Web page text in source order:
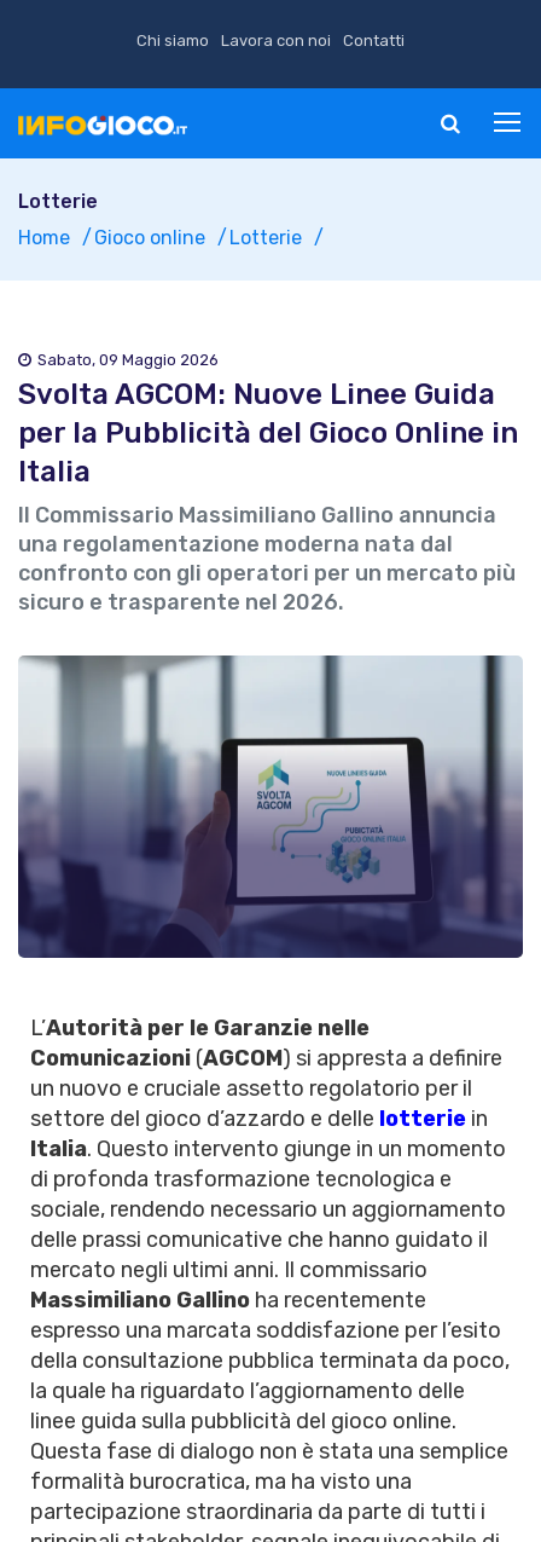
Chi siamo Lavora con noi Contatti
Lotterie
Home
Gioco online Lotterie
Sabato, 09 Maggio 2026
Svolta AGCOM: Nuove Linee Guida
per la Pubblicità del Gioco Online in
Italia
Il Commissario Massimiliano Gallino annuncia
una regolamentazione moderna nata dal
confronto con gli operatori per un mercato più
sicuro e trasparente nel 2026.
L’Autorità per le Garanzie nelle
Comunicazioni (AGCOM) si appresta a definire
un nuovo e cruciale assetto regolatorio per il
settore del gioco d’azzardo e delle lotterie in
Italia. Questo intervento giunge in un momento
di profonda trasformazione tecnologica e
sociale, rendendo necessario un aggiornamento
delle prassi comunicative che hanno guidato il
mercato negli ultimi anni. Il commissario
Massimiliano Gallino ha recentemente
espresso una marcata soddisfazione per l’esito
della consultazione pubblica terminata da poco,
la quale ha riguardato l’aggiornamento delle
linee guida sulla pubblicità del gioco online.
Questa fase di dialogo non è stata una semplice
formalità burocratica, ma ha visto una
partecipazione straordinaria da parte di tutti i